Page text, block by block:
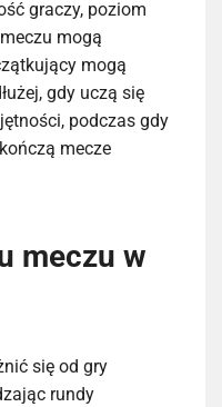
graczy, poziom
mogą
mogą
gdy uczą się
podczas gdy
mecze
meczu w
się od gry
rundy